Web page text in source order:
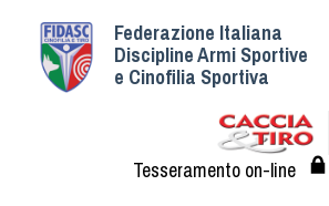
Federazione Italiana
Discipline Armi Sportive
e Cinofilia Sportiva
Tesseramento on-line
Istituzionale
Struttura
Albo Veterinari